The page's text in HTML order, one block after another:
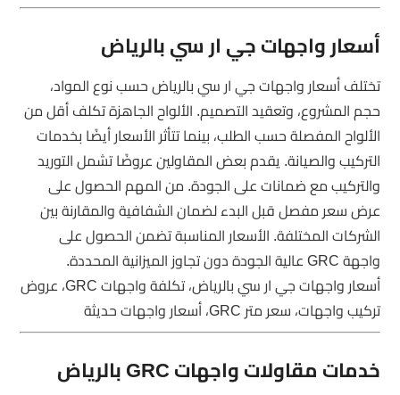
أسعار واجهات جي ار سي بالرياض
تختلف أسعار واجهات جي ار سي بالرياض حسب نوع المواد،
حجم المشروع، وتعقيد التصميم. الألواح الجاهزة تكلف أقل من
الألواح المفصلة حسب الطلب، بينما تتأثر الأسعار أيضًا بخدمات
التركيب والصيانة. يقدم بعض المقاولين عروضًا تشمل التوريد
والتركيب مع ضمانات على الجودة. من المهم الحصول على
عرض سعر مفصل قبل البدء لضمان الشفافية والمقارنة بين
الشركات المختلفة. الأسعار المناسبة تضمن الحصول على
واجهة GRC عالية الجودة دون تجاوز الميزانية المحددة.
أسعار واجهات جي ار سي بالرياض، تكلفة واجهات GRC، عروض
تركيب واجهات، سعر متر GRC، أسعار واجهات حديثة
خدمات مقاولات واجهات GRC بالرياض